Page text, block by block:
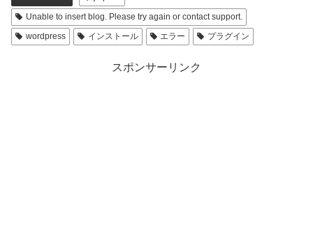
Unable to insert blog. Please try again or contact support.
wordpress
インストール エラー プラグイン
スポンサーリンク